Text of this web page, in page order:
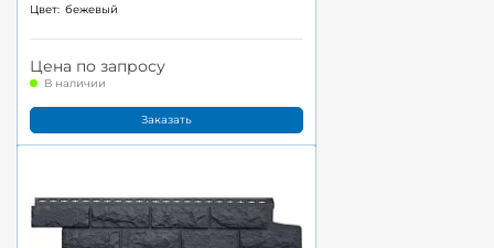
Цвет: бежевый
Цена по запросу
В наличии
Заказать